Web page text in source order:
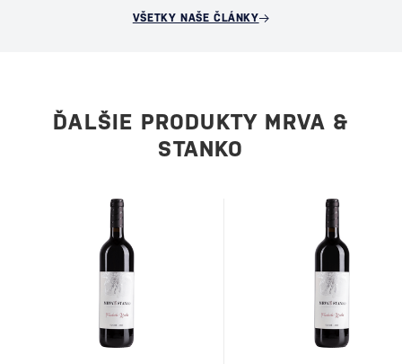
VŠETKY NAŠE ČLÁNKY
ĎALŠIE PRODUKTY MRVA &
STANKO